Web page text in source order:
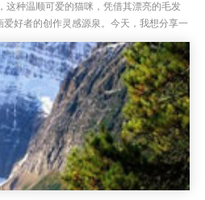
这种温顺可爱的猫咪，凭借其漂亮的毛发
好者的创作灵感源泉。今天，我想分享一
更加生动、真实地呈现出这只猫咪的...